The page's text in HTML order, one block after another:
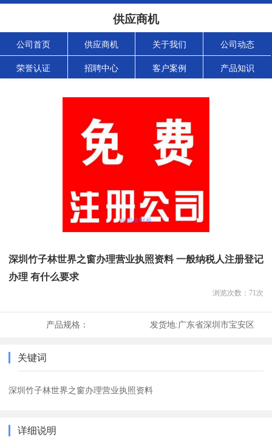
供应商机
公司首页 供应商机 关于我们 公司动态
荣誉认证 招聘中心 客户案例 产品知识
深圳竹子林世界之窗办理营业执照资料 一般纳税人注册登记
办理 有什么要求
浏览次数： 71次
产品规格： 发货地:广东省深圳市宝安区
关键词
深圳竹子林世界之窗办理营业执照资料
详细说明